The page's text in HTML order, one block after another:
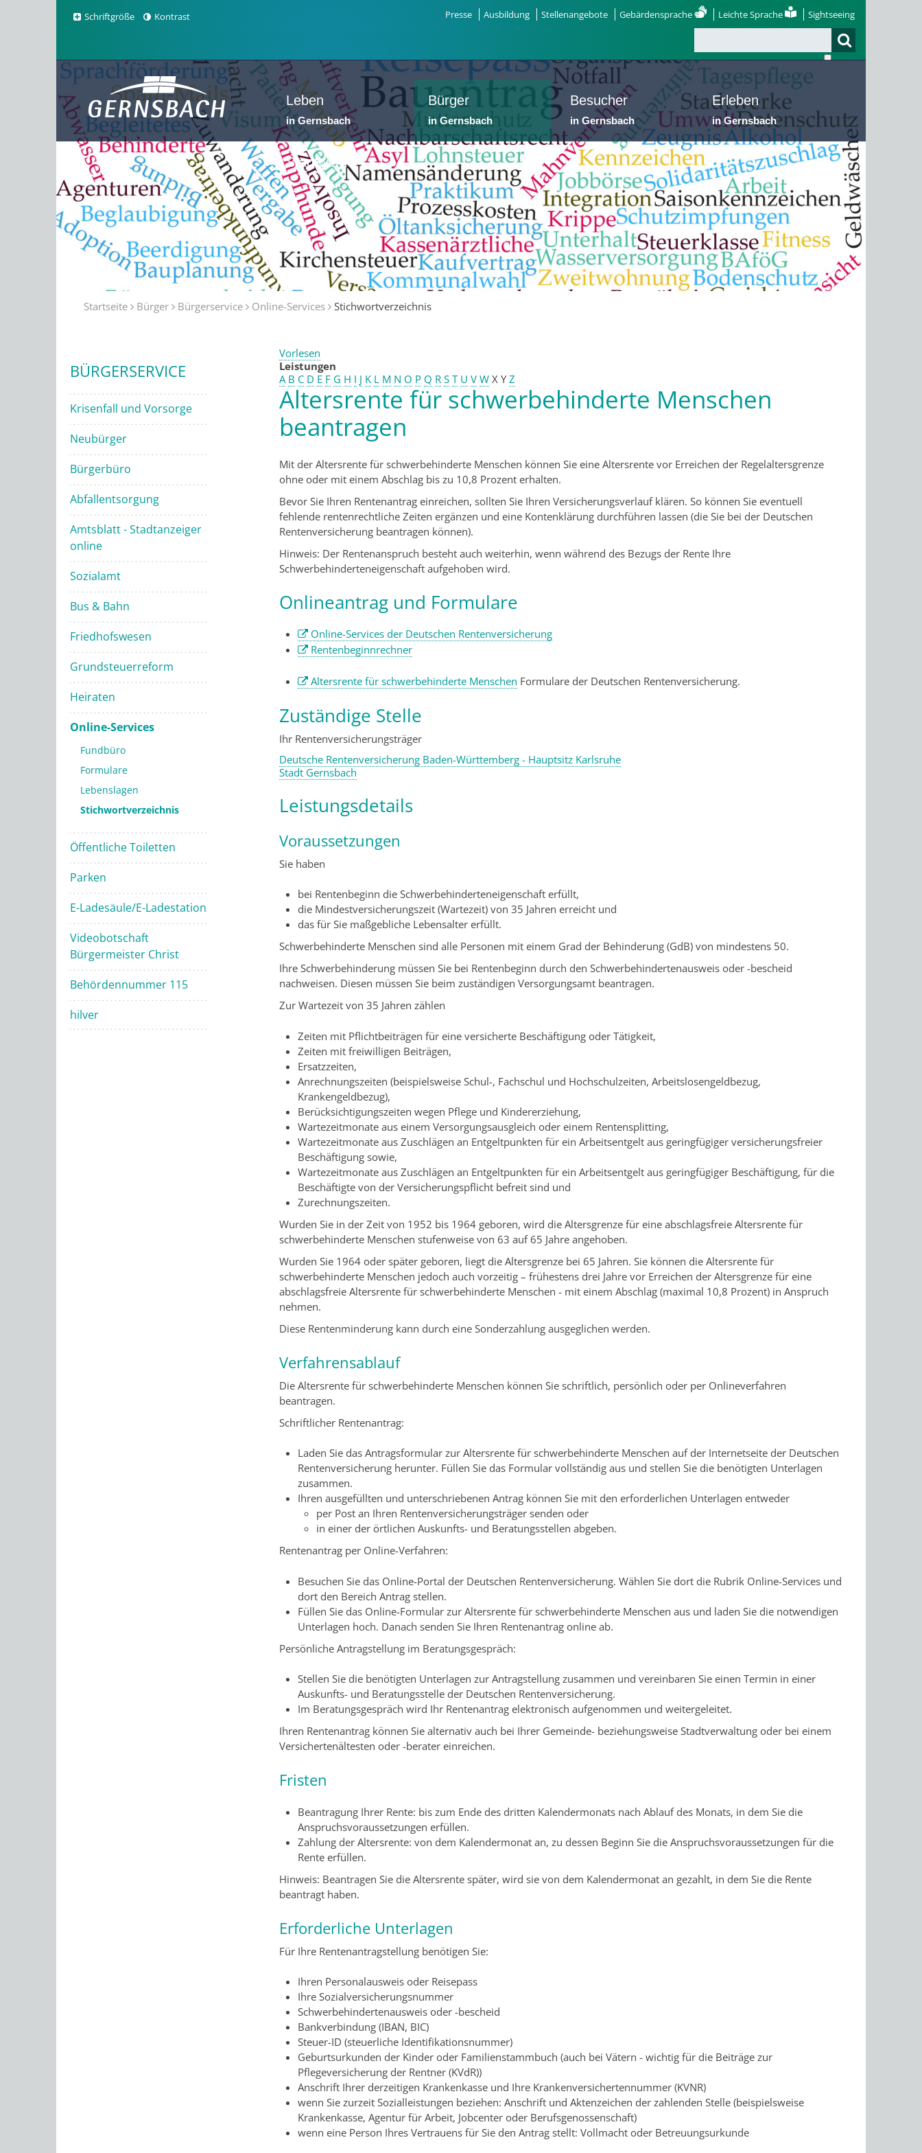
Schriftgröße Kontrast Presse Ausbildung Stellenangebote Gebärdensprache Leichte Sprache Sightseeing
Leben
in Gernsbach
Bürger
in Gernsbach
Besucher
in Gernsbach
Erleben
in Gernsbach
Stadtwerke
Startseite Bürger Bürgerservice Online-Services Stichwortverzeichnis
BÜRGERSERVICE
Krisenfall und Vorsorge
Neubürger
Bürgerbüro
Abfallentsorgung
Amtsblatt - Stadtanzeiger
online
Sozialamt
Bus & Bahn
Friedhofswesen
Grundsteuerreform
Heiraten
Online-Services
Fundbüro
Formulare
Lebenslagen
Stichwortverzeichnis
Öffentliche Toiletten
Parken
E-Ladesäule/E-Ladestation
Videobotschaft
Bürgermeister Christ
Behördennummer 115
hilver
Vorlesen
Leistungen
A B C D E F G H I J K L M N O P Q R S T U V W X Y Z
Altersrente für schwerbehinderte Menschen
beantragen
Mit der Altersrente für schwerbehinderte Menschen können Sie eine Altersrente vor Erreichen der Regelaltersgrenze
ohne oder mit einem Abschlag bis zu 10,8 Prozent erhalten.
Bevor Sie Ihren Rentenantrag einreichen, sollten Sie Ihren Versicherungsverlauf klären. So können Sie eventuell
fehlende rentenrechtliche Zeiten ergänzen und eine Kontenklärung durchführen lassen (die Sie bei der Deutschen
Rentenversicherung beantragen können).
Hinweis: Der Rentenanspruch besteht auch weiterhin, wenn während des Bezugs der Rente Ihre
Schwerbehinderteneigenschaft aufgehoben wird.
Onlineantrag und Formulare
Online-Services der Deutschen Rentenversicherung
Rentenbeginnrechner
Altersrente für schwerbehinderte Menschen Formulare der Deutschen Rentenversicherung.
Zuständige Stelle
Ihr Rentenversicherungsträger
Deutsche Rentenversicherung Baden-Württemberg - Hauptsitz Karlsruhe
Stadt Gernsbach
Leistungsdetails
Voraussetzungen
Sie haben
bei Rentenbeginn die Schwerbehinderteneigenschaft erfüllt,
die Mindestversicherungszeit (Wartezeit) von 35 Jahren erreicht und
das für Sie maßgebliche Lebensalter erfüllt.
Schwerbehinderte Menschen sind alle Personen mit einem Grad der Behinderung (GdB) von mindestens 50.
Ihre Schwerbehinderung müssen Sie bei Rentenbeginn durch den Schwerbehindertenausweis oder -bescheid
nachweisen. Diesen müssen Sie beim zuständigen Versorgungsamt beantragen.
Zur Wartezeit von 35 Jahren zählen
Zeiten mit Pflichtbeiträgen für eine versicherte Beschäftigung oder Tätigkeit,
Zeiten mit freiwilligen Beiträgen,
Ersatzzeiten,
Anrechnungszeiten (beispielsweise Schul-, Fachschul und Hochschulzeiten, Arbeitslosengeldbezug,
Krankengeldbezug),
Berücksichtigungszeiten wegen Pflege und Kindererziehung,
Wartezeitmonate aus einem Versorgungsausgleich oder einem Rentensplitting,
Wartezeitmonate aus Zuschlägen an Entgeltpunkten für ein Arbeitsentgelt aus geringfügiger versicherungsfreier
Beschäftigung sowie,
Wartezeitmonate aus Zuschlägen an Entgeltpunkten für ein Arbeitsentgelt aus geringfügiger Beschäftigung, für die
Beschäftigte von der Versicherungspflicht befreit sind und
Zurechnungszeiten.
Wurden Sie in der Zeit von 1952 bis 1964 geboren, wird die Altersgrenze für eine abschlagsfreie Altersrente für
schwerbehinderte Menschen stufenweise von 63 auf 65 Jahre angehoben.
Wurden Sie 1964 oder später geboren, liegt die Altersgrenze bei 65 Jahren. Sie können die Altersrente für
schwerbehinderte Menschen jedoch auch vorzeitig – frühestens drei Jahre vor Erreichen der Altersgrenze für eine
abschlagsfreie Altersrente für schwerbehinderte Menschen - mit einem Abschlag (maximal 10,8 Prozent) in Anspruch
nehmen.
Diese Rentenminderung kann durch eine Sonderzahlung ausgeglichen werden.
Verfahrensablauf
Die Altersrente für schwerbehinderte Menschen können Sie schriftlich, persönlich oder per Onlineverfahren
beantragen.
Schriftlicher Rentenantrag:
Laden Sie das Antragsformular zur Altersrente für schwerbehinderte Menschen auf der Internetseite der Deutschen
Rentenversicherung herunter. Füllen Sie das Formular vollständig aus und stellen Sie die benötigten Unterlagen
zusammen.
Ihren ausgefüllten und unterschriebenen Antrag können Sie mit den erforderlichen Unterlagen entweder
per Post an Ihren Rentenversicherungsträger senden oder
in einer der örtlichen Auskunfts- und Beratungsstellen abgeben.
Rentenantrag per Online-Verfahren:
Besuchen Sie das Online-Portal der Deutschen Rentenversicherung. Wählen Sie dort die Rubrik Online-Services und
dort den Bereich Antrag stellen.
Füllen Sie das Online-Formular zur Altersrente für schwerbehinderte Menschen aus und laden Sie die notwendigen
Unterlagen hoch. Danach senden Sie Ihren Rentenantrag online ab.
Persönliche Antragstellung im Beratungsgespräch:
Stellen Sie die benötigten Unterlagen zur Antragstellung zusammen und vereinbaren Sie einen Termin in einer
Auskunfts- und Beratungsstelle der Deutschen Rentenversicherung.
Im Beratungsgespräch wird Ihr Rentenantrag elektronisch aufgenommen und weitergeleitet.
Ihren Rentenantrag können Sie alternativ auch bei Ihrer Gemeinde- beziehungsweise Stadtverwaltung oder bei einem
Versichertenältesten oder -berater einreichen.
Fristen
Beantragung Ihrer Rente: bis zum Ende des dritten Kalendermonats nach Ablauf des Monats, in dem Sie die
Anspruchsvoraussetzungen erfüllen.
Zahlung der Altersrente: von dem Kalendermonat an, zu dessen Beginn Sie die Anspruchsvoraussetzungen für die
Rente erfüllen.
Hinweis: Beantragen Sie die Altersrente später, wird sie von dem Kalendermonat an gezahlt, in dem Sie die Rente
beantragt haben.
Erforderliche Unterlagen
Für Ihre Rentenantragstellung benötigen Sie:
Ihren Personalausweis oder Reisepass
Ihre Sozialversicherungsnummer
Schwerbehindertenausweis oder -bescheid
Bankverbindung (IBAN, BIC)
Steuer-ID (steuerliche Identifikationsnummer)
Geburtsurkunden der Kinder oder Familienstammbuch (auch bei Vätern - wichtig für die Beiträge zur
Pflegeversicherung der Rentner (KVdR))
Anschrift Ihrer derzeitigen Krankenkasse und Ihre Krankenversichertennummer (KVNR)
wenn Sie zurzeit Sozialleistungen beziehen: Anschrift und Aktenzeichen der zahlenden Stelle (beispielsweise
Krankenkasse, Agentur für Arbeit, Jobcenter oder Berufsgenossenschaft)
wenn eine Person Ihres Vertrauens für Sie den Antrag stellt: Vollmacht oder Betreuungsurkunde